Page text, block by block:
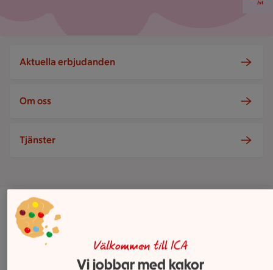
/st
Aktuella erbjudanden
Om oss
Tjänster
Hitta hit 08 7074300 Mejla butiken
Välkommen till ICA
Vi jobbar med kakor